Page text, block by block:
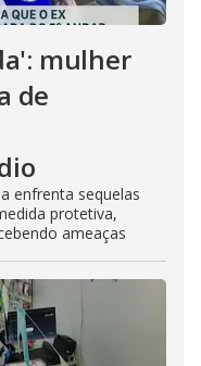
mulher
de
enfrenta sequelas
protetiva,
ameaças